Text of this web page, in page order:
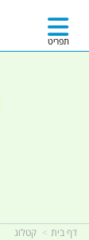
תפריט
דף בית קטלוג